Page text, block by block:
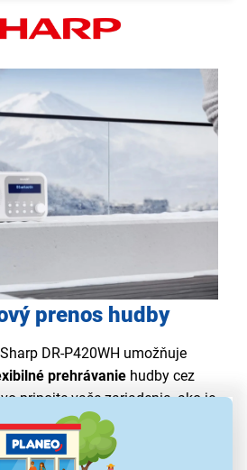
prenos hudby
DR-P420WH umožňuje
prehrávaniehudby cez
pripojte vaše zariadenia, ako je
a užívajte si svoju obľúbenú
bez káblov